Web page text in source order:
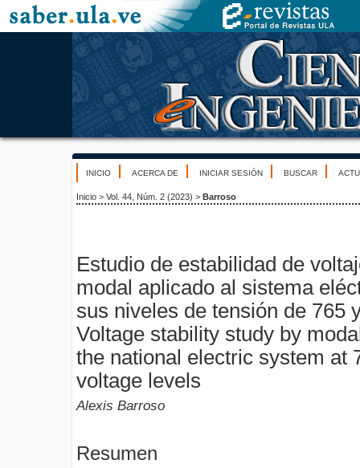
INICIO ACERCA DE INICIAR SESIÓN BUSCAR
Inicio > Vol. 44, Núm. 2 (2023) > Barroso
Estudio de estabilidad de
modal aplicado al sistema
sus niveles de tensión de 765
Voltage stability study by
the national electric system at
voltage levels
Alexis Barroso
Resumen